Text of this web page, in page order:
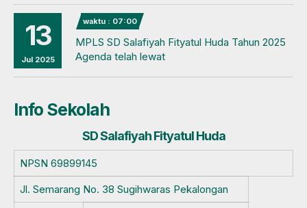
13
Jul 2025
waktu : 07:00
MPLS SD Salafiyah Fityatul Huda Tahun 2025
Agenda telah lewat
Info Sekolah
SD Salafiyah Fityatul Huda
NPSN 69899145
Jl. Semarang No. 38 Sugihwaras Pekalongan